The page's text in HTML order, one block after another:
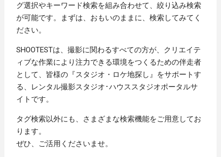
グ選択やキーワード検索を組み合わせて、絞り込み検索
が可能です。まずは、おもいのままに、検索してみてく
ださい。
SHOOTESTは、撮影に関わるすべての方が、クリエイテ
ィブな作業により注力できる環境をつくるための伴走者
として、皆様の『スタジオ・ロケ地探し』をサポートす
る、レンタル撮影スタジオ･ハウススタジオポータルサ
イトです。
タグ検索以外にも、さまざまな検索機能をご用意してお
ります。
ぜひ、ご活用くださいませ。